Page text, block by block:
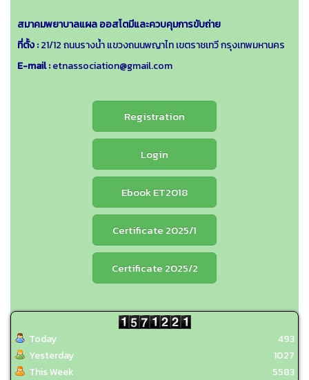
สมาคมพยาบาลแผล ออสโตมีและควบคุมการขับถ่าย
ที่ตั้ง :21/12 ถนนรางน้ำ แขวงถนนพญาไท เขตราชเทวี กรุงเทพมหานคร
E-mail :etnassociation@gmail.com
Registration
Login
Ebook ET2018
Certificate 2025/1
Certificate 2025/2
Today
Yesterday
This Week
493
1027
5583